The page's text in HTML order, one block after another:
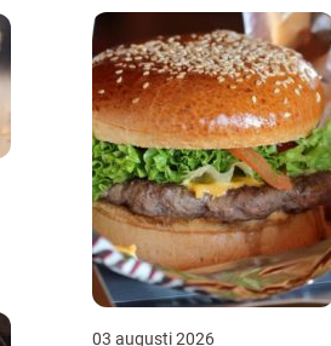
03 augusti 2026